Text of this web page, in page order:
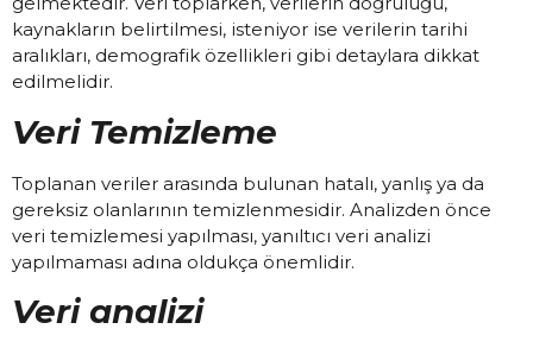
kaynakların belirtilmesi, isteniyor ise verilerin tarihi
aralıkları, demografik özellikleri gibi detaylara dikkat
edilmelidir.
Veri Temizleme
Toplanan veriler arasında bulunan hatalı, yanlış ya da
gereksiz olanlarının temizlenmesidir. Analizden önce
veri temizlemesi yapılması, yanıltıcı veri analizi
yapılmaması adına oldukça önemlidir.
Veri analizi